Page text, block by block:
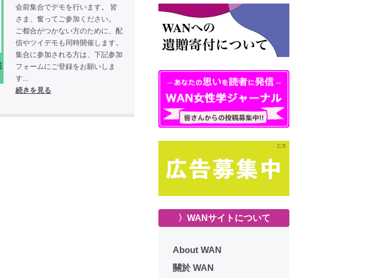
会前集合でデモを行います。 皆
さま、奮ってご参加ください。
ご都合がつかない方のために、配
信やツイデモも同時開催します。
集合に参加される方は、下記参加
フォームにご登録をお願いしま
す...
続きを見る
〉WANサイトについて
About WAN
關於 WAN